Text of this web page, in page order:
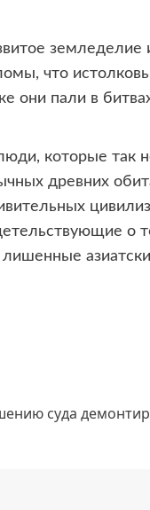
земледелие
что
они пали в
которые так
древних
о
суда